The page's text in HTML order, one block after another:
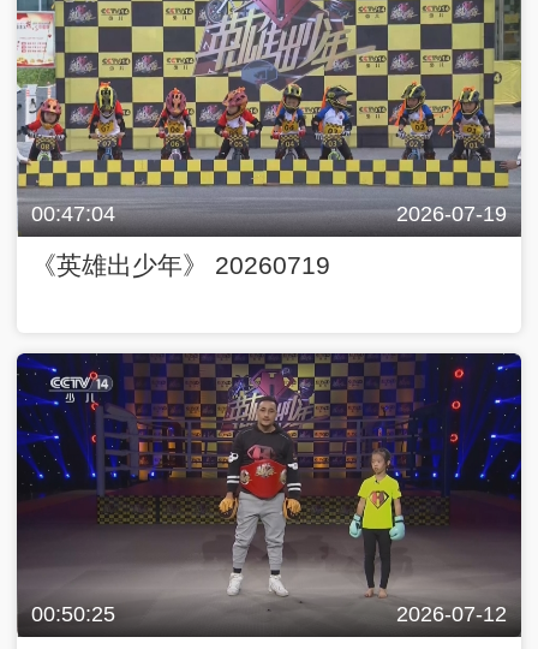
00:47:04 2026-07-19
《英雄出少年》 20260719
00:50:25 2026-07-12